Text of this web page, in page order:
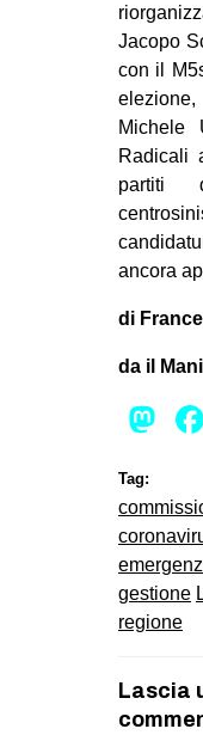
Jacopo
con il
Radicali
partiti
ancora
di
da il
Tag:
gestione
regione
Lascia